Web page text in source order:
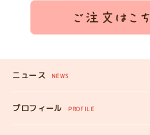
ニュース NEWS
新着記事
プロフィール PROFILE
みいちゃんのプロフィール